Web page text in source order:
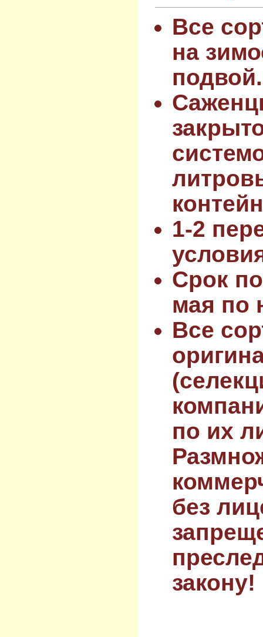
Все
на
подвой.
1-2
Срок
мая по
Все
по их
без
закону!